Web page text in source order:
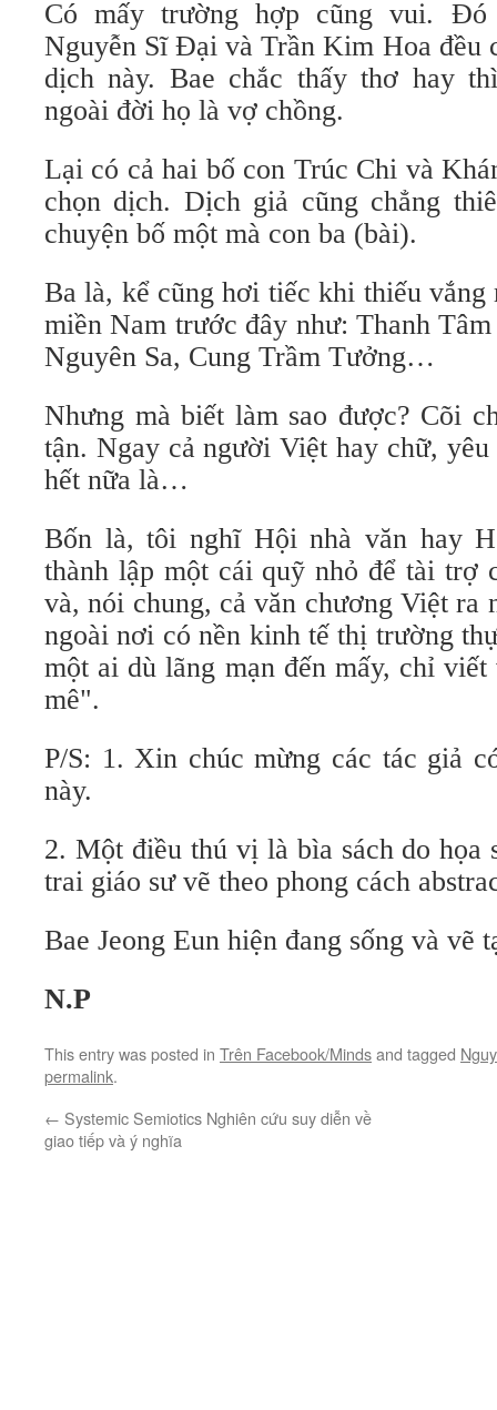
Có mấy trường hợp cũng vui.
Nguyễn Sĩ Đại và Trần Kim Hoa đều
dịch này. Bae chắc thấy thơ hay
ngoài đời họ là vợ chồng.
Lại có cả hai bố con Trúc Chi và
chọn dịch. Dịch giả cũng chẳng
chuyện bố một mà con ba (bài).
Ba là, kể cũng hơi tiếc khi thiếu vắng
miền Nam trước đây như: Thanh
Nguyên Sa, Cung Trầm Tưởng…
Nhưng mà biết làm sao được? Cõi
tận. Ngay cả người Việt hay chữ,
hết nữa là…
Bốn là, tôi nghĩ Hội nhà văn hay
thành lập một cái quỹ nhỏ để tài trợ
và, nói chung, cả văn chương Việt ra
ngoài nơi có nền kinh tế thị trường
một ai dù lãng mạn đến mấy, chỉ
mê".
P/S: 1. Xin chúc mừng các tác giả
này.
2. Một điều thú vị là bìa sách do họa
trai giáo sư vẽ theo phong cách
Bae Jeong Eun hiện đang sống và vẽ
N.P
This entry was posted in Trên Facebook/Mindsand tagged
permalink.
← Systemic Semiotics Nghiên cứu suy diễn về
giao tiếp và ý nghĩa